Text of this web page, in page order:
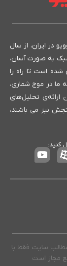
در ایران، از سال
سبک به صورت آسان،
شده است تا راه را
ما در موج شماری،
ارائه‌ی تحلیل‌های
نیز می باشند،
کنید:
سایت فقط با
مجاز است